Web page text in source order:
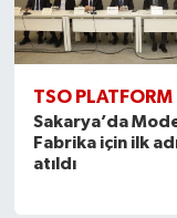
TSO PLATFORM
Sakarya’da
Fabrika için ilk
atıldı
ÜLKE
YAŞAM